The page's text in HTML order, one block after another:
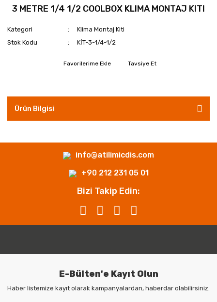
3 METRE 1/4 1/2 COOLBOX KLIMA MONTAJ KITI
Kategori
Klima Montaj Kiti
Stok Kodu
KİT-3-1/4-1/2
Tavsiye Et
Ürün Bilgisi
info@atilimicdis.com
+90 212 231 05 01
Bizi Takip Edin:
E-Bülten'e Kayıt Olun
Haber listemize kayıt olarak kampanyalardan, haberdar olabilirsiniz.